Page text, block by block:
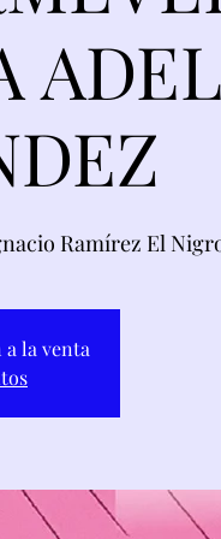
Ramírez El
a la venta